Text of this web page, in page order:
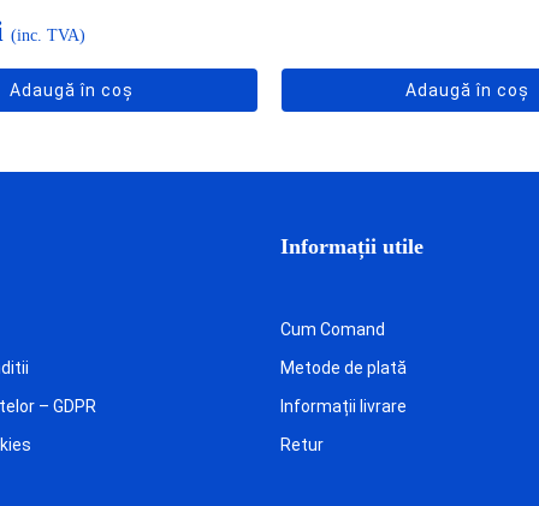
(inc. TVA)
Adaugă în coș Adaugă în coș
– GDPR
Informații utile
Cum Comand
Metode de plată
Informații livrare
Retur